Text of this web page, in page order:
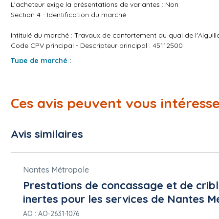
L'acheteur exige la présentations de variantes : Non
Section 4 - Identification du marché
Intitulé du marché : Travaux de confortement du quai de
Code CPV principal - Descripteur principal : 45112500
Type de marché :
Confortement de la berge Ernest Renaud par l'injection des
La consultation comporte des tranches : Oui
Non
Marché alloti : Oui
Description du lot : Travaux de confortement du quai de
Code(s) CPV additionnel(s) - Descripteur principal : 45112500
Ces avis peuvent vous
Avis similaires
Nantes Métropole
Prestations de concassage et de
inertes pour les services de Nantes
AO : AO-2631-1076